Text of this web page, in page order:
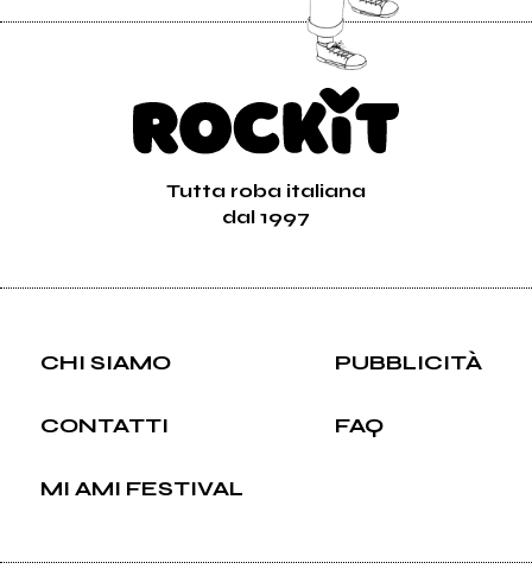
Tutta roba italiana
dal 1997
CHI SIAMO PUBBLICITÀ
CONTATTI FAQ
MI AMI FESTIVAL